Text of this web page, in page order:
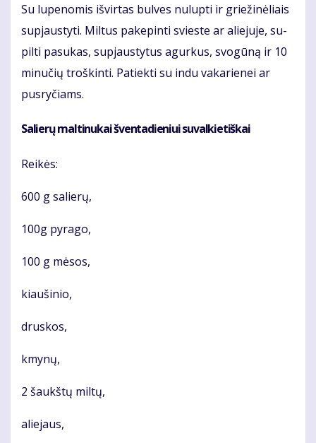
Su lu­pe­no­mis iš­vir­tas bul­ves nu­lup­ti ir grie­ži­nė­liais
su­pjaus­ty­ti. Mil­tus pa­ke­pin­ti svies­te ar alie­ju­je, su­
pil­ti pa­su­kas, su­pjaus­ty­tus agur­kus, svo­gū­ną ir 10
mi­nu­čių troš­kin­ti. Pa­tiek­ti su in­du va­ka­rie­nei ar
pus­ry­čiams.
Sa­lie­rų mal­ti­nu­kai šven­ta­die­niui su­val­kie­tiš­kai
Rei­kės:
600 g sa­lie­rų,
100g py­ra­go,
100 g mė­sos,
kiau­ši­nio,
drus­kos,
kmy­nų,
2 šaukš­tų mil­tų,
alie­jaus,